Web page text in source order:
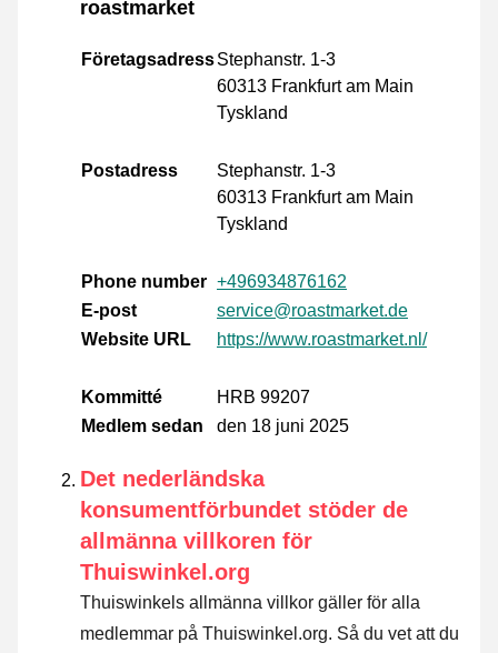
roastmarket
FöretagsadressStephanstr. 1-3
60313 Frankfurt am Main
Tyskland
Postadress
Stephanstr. 1-3
60313 Frankfurt am Main
Tyskland
Phone number +496934876162
E-post
service@roastmarket.de
Website URL
https://www.roastmarket.nl/
Kommitté
HRB 99207
Medlem sedan
den 18 juni 2025
Det nederländska
konsumentförbundet stöder de
allmänna villkoren för
Thuiswinkel.org
Thuiswinkels allmänna villkor gäller för alla
medlemmar på Thuiswinkel.org. Så du vet att du